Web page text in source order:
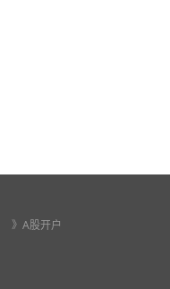
》A股开户